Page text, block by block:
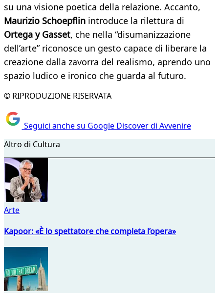
su una visione poetica della relazione. Accanto,
Maurizio Schoepflin introduce la rilettura di
Ortega y Gasset, che nella “disumanizzazione
dell’arte” riconosce un gesto capace di liberare la
creazione dalla zavorra del realismo, aprendo uno
spazio ludico e ironico che guarda al futuro.
© RIPRODUZIONE RISERVATA
Seguici anche su Google Discover di Avvenire
Altro di Cultura
Arte
Kapoor: «È lo spettatore che completa l’opera»